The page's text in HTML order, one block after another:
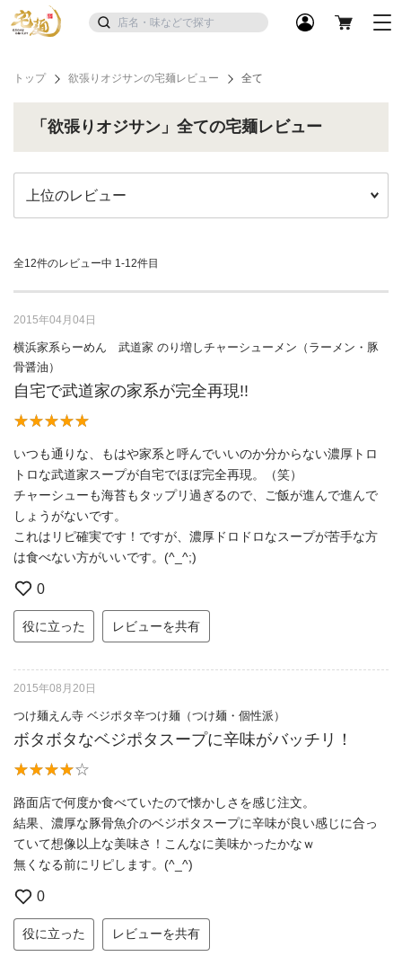
トップ 欲張りオジサンの宅麺レビュー 全て
「欲張りオジサン」全ての宅麺レビュー
全12件のレビュー中 1-12件目
2015年04月04日
横浜家系らーめん 武道家 のり増しチャーシューメン（ラーメン・豚
骨醤油）
自宅で武道家の家系が完全再現!!
いつも通りな、もはや家系と呼んでいいのか分からない濃厚トロ
トロな武道家スープが自宅でほぼ完全再現。（笑）
チャーシューも海苔もタップリ過ぎるので、ご飯が進んで進んで
しょうがないです。
これはリピ確実です！ですが、濃厚ドロドロなスープが苦手な方
は食べない方がいいです。(^_^;)
0
役に立った レビューを共有
2015年08月20日
つけ麺えん寺 ベジポタ辛つけ麺（つけ麺・個性派）
ボタボタなベジポタスープに辛味がバッチリ！
路面店で何度か食べていたので懐かしさを感じ注文。
結果、濃厚な豚骨魚介のベジポタスープに辛味が良い感じに合っ
ていて想像以上な美味さ！こんなに美味かったかなｗ
無くなる前にリピします。(^_^)
0
役に立った レビューを共有